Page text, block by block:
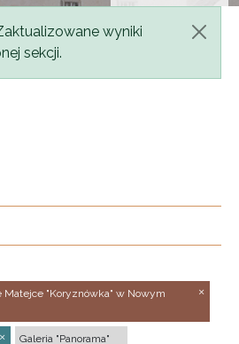
wyniki
sekcji.
"Koryznówka" w Nowym
Galeria "Panorama"